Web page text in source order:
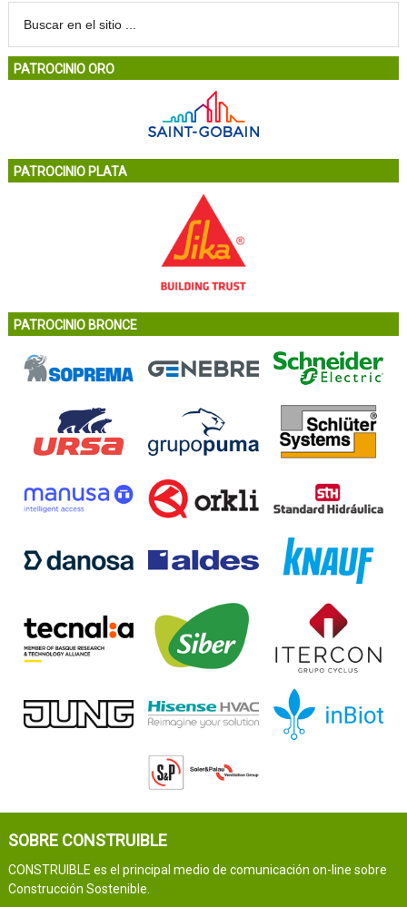
PATROCINIO ORO
PATROCINIO PLATA
PATROCINIO BRONCE
SOBRE CONSTRUIBLE
CONSTRUIBLE es el principal medio de comunicación on-line sobre
Construcción Sostenible.